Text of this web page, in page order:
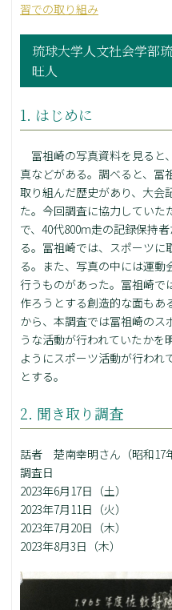
習での取り組み
琉球大学人文社会学部
旺人
1. はじめに
冨祖崎の写真資料を見ると
真などがある。調べると、冨
取り組んだ歴史があり、大会
た。今回調査に協力していた
で、40代800m走の記録保持
る。冨祖崎では、スポーツ
る。また、写真の中には運動
行うものがあった。冨祖崎で
作ろうとする創造的な面も
から、本調査では冨祖崎のス
うな活動が行われていたかを
ようにスポーツ活動が行われ
とする。
2. 聞き取り調査
話者 楚南幸明さん（昭和17
調査日
2023年6月17日（土）
2023年7月11日（火）
2023年7月20日（木）
2023年8月3日（木）